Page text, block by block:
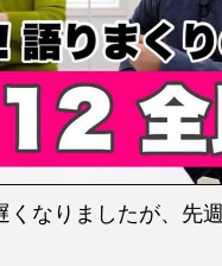
なりましたが、先